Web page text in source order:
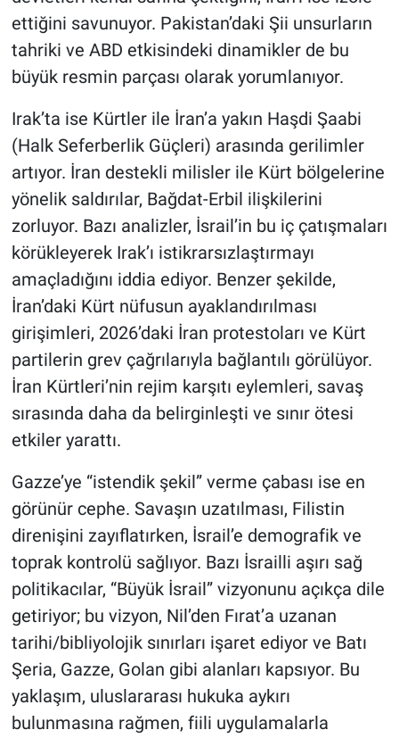
ettiğini savunuyor. Pakistan’daki Şii unsurların
tahriki ve ABD etkisindeki dinamikler de bu
büyük resmin parçası olarak yorumlanıyor.
Irak’ta ise Kürtler ile İran’a yakın Haşdi Şaabi
(Halk Seferberlik Güçleri) arasında gerilimler
artıyor. İran destekli milisler ile Kürt bölgelerine
yönelik saldırılar, Bağdat-Erbil ilişkilerini
zorluyor. Bazı analizler, İsrail’in bu iç çatışmaları
körükleyerek Irak’ı istikrarsızlaştırmayı
amaçladığını iddia ediyor. Benzer şekilde,
İran’daki Kürt nüfusun ayaklandırılması
girişimleri, 2026’daki İran protestoları ve Kürt
partilerin grev çağrılarıyla bağlantılı görülüyor.
İran Kürtleri’nin rejim karşıtı eylemleri, savaş
sırasında daha da belirginleşti ve sınır ötesi
etkiler yarattı.
Gazze’ye “istendik şekil” verme çabası ise en
görünür cephe. Savaşın uzatılması, Filistin
direnişini zayıflatırken, İsrail’e demografik ve
toprak kontrolü sağlıyor. Bazı İsrailli aşırı sağ
politikacılar, “Büyük İsrail” vizyonunu açıkça dile
getiriyor; bu vizyon, Nil’den Fırat’a uzanan
tarihi/bibliyolojik sınırları işaret ediyor ve Batı
Şeria, Gazze, Golan gibi alanları kapsıyor. Bu
yaklaşım, uluslararası hukuka aykırı
bulunmasına rağmen, fiili uygulamalarla